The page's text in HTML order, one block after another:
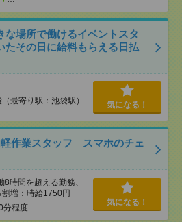
な場所で働けるイベントスタ
その日に給料もらえる日払
最寄り駅：池袋駅） 気になる！
軽作業スタッフ スマホのチェ
間を超える勤務、
増：時給1750円
分程度
気になる！